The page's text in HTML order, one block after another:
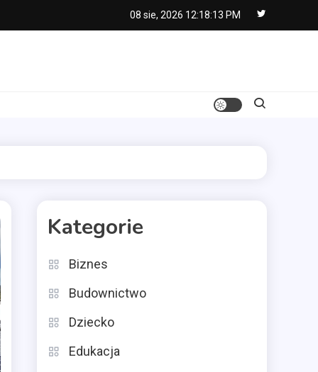
08 sie, 2026 12:18:14 PM
Kategorie
Biznes
Budownictwo
Dziecko
Edukacja